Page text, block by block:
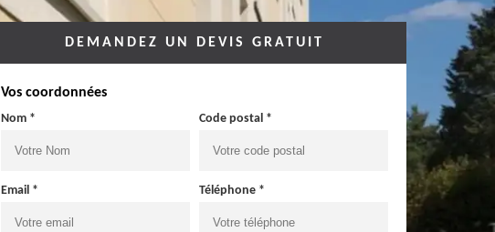
DEMANDEZ UN DEVIS GRATUIT
Vos coordonnées
Nom * Code postal *
Email * Téléphone *